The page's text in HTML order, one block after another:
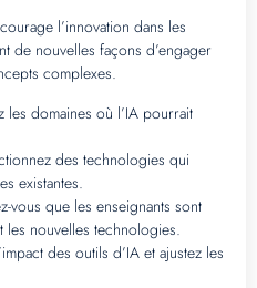
l’innovation dans les
de nouvelles façons d’engager
complexes.
les domaines où l’IA pourrait
des technologies qui
existantes.
vous que les enseignants sont
nouvelles technologies.
des outils d’IA et ajustez les